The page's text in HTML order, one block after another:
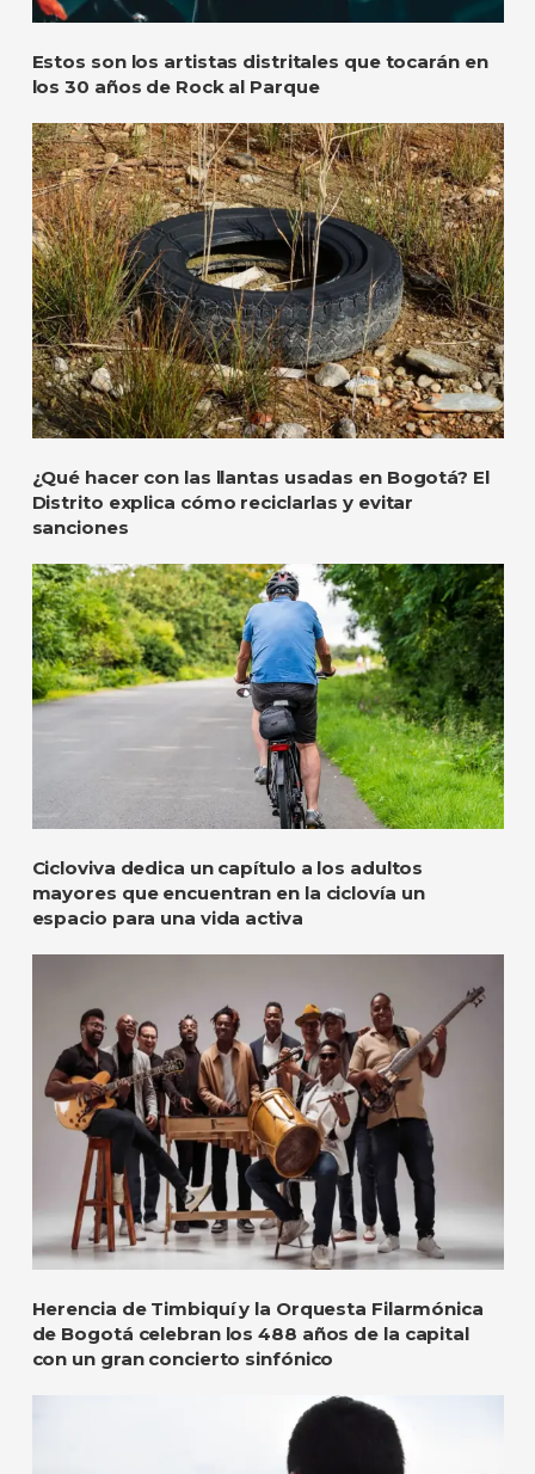
Estos son los artistas distritales que tocarán en
los 30 años de Rock al Parque
¿Qué hacer con las llantas usadas en Bogotá? El
Distrito explica cómo reciclarlas y evitar
sanciones
Cicloviva dedica un capítulo a los adultos
mayores que encuentran en la ciclovía un
espacio para una vida activa
Herencia de Timbiquí y la Orquesta Filarmónica
de Bogotá celebran los 488 años de la capital
con un gran concierto sinfónico